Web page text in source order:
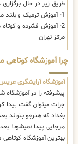
طریق زیر در حال
1- آموزش ترمیک و بلند مدت کوتاهی مو زنانه در بغداد
2- آموزش فشرده و
مرکز تهران
چرا آموزشگاه کوتاهی
آموزشگاه آرایشگری
پیشرفته را در آموزشگاه
جرات میتوان گفت پیدا
بغداد که هنرجو بتواند
هرجایی پیدا نمیشود!
بهترین آموزشگاه